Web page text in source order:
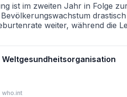
ist im zweiten Jahr in Folge
weiter, während die
Weltgesundheitsorganisation
who.int